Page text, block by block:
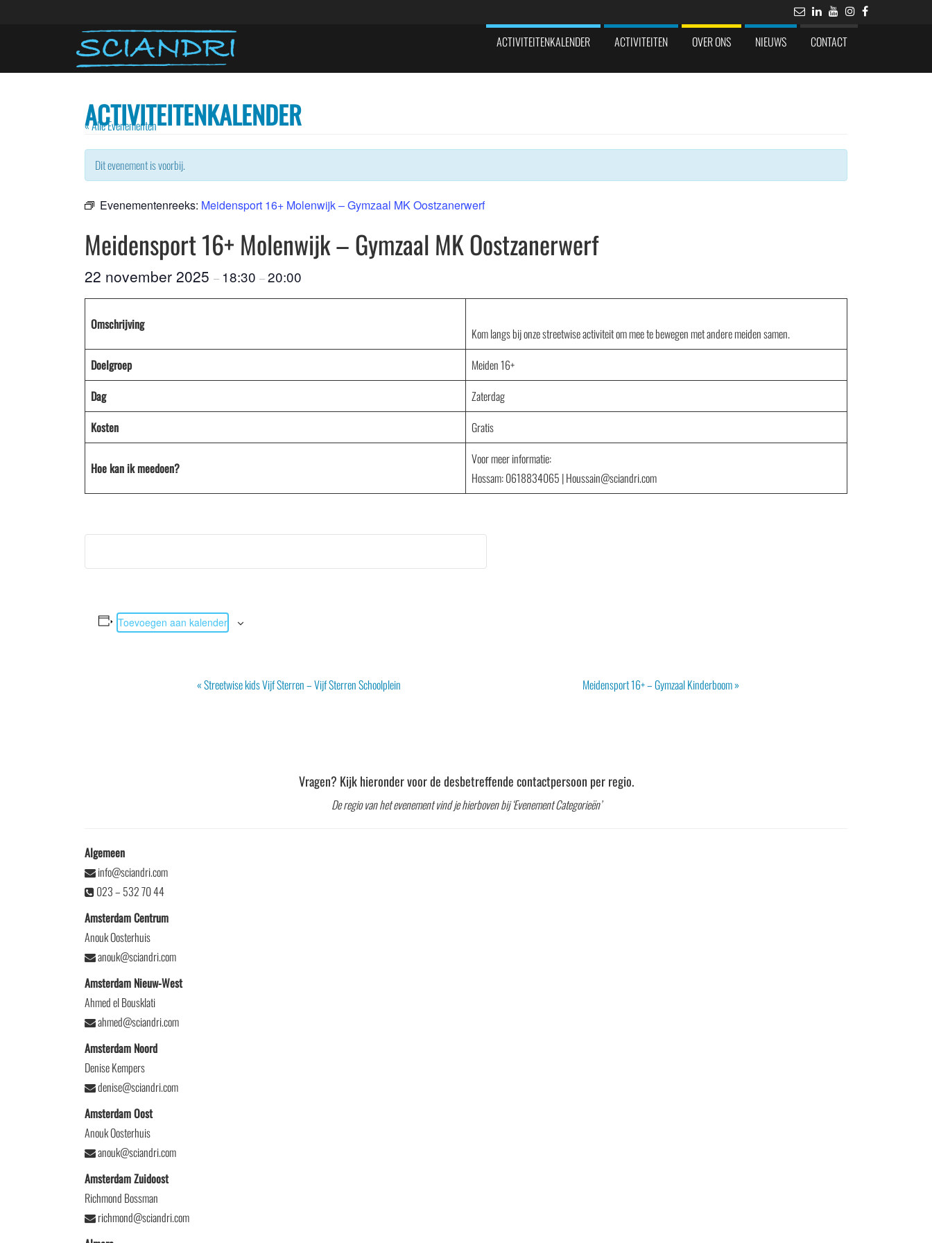
ACTIVITEITENKALENDER ACTIVITEITEN OVER ONS NIEUWS CONTACT
ACTIVITEITENKALENDER
« Alle Evenementen
Dit evenement is voorbij.
Evenementenreeks: Meidensport 16+ Molenwijk – Gymzaal MK Oostzanerwerf
Meidensport 16+ Molenwijk – Gymzaal MK Oostzanerwerf
22 november 2025 – 18:30 –20:00
Omschrijving
Kom langs bij onze streetwise activiteit om mee te bewegen met andere meiden samen.
Doelgroep
Meiden 16+
Dag
Zaterdag
Kosten
Gratis
Hoe kan ik meedoen?
Voor meer informatie:
Hossam: 0618834065 | Houssain@sciandri.com
Toevoegen aan kalender
«Streetwise kids Vijf Sterren – Vijf Sterren Schoolplein Meidensport 16+ – Gymzaal Kinderboom»
Vragen? Kijk hieronder voor de desbetreffende contactpersoon per regio.
De regio van het evenement vind je hierboven bij ‘Evenement Categorieën’
Algemeen
info@sciandri.com
023 – 532 70 44
Amsterdam Centrum
Anouk Oosterhuis
anouk@sciandri.com
Amsterdam Nieuw-West
Ahmed el Bousklati
ahmed@sciandri.com
Amsterdam Noord
Denise Kempers
denise@sciandri.com
Amsterdam Oost
Anouk Oosterhuis
anouk@sciandri.com
Amsterdam Zuidoost
Richmond Bossman
richmond@sciandri.com